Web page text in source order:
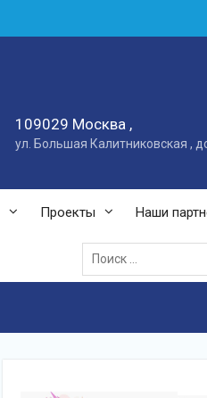
109029 Москва ,
ул. Большая Калитниковская ,
Проекты Наши
Поиск: